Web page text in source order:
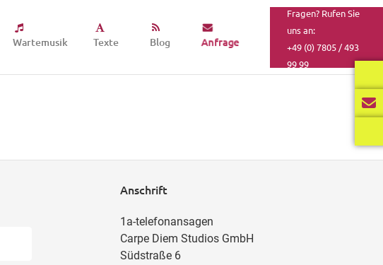
Wartemusik Texte Blog Anfrage
Fragen? Rufen Sie
uns an:
+49 (0) 7805 / 493
99 99
Anschrift
1a-telefonansagen
Carpe Diem Studios GmbH
Südstraße 6